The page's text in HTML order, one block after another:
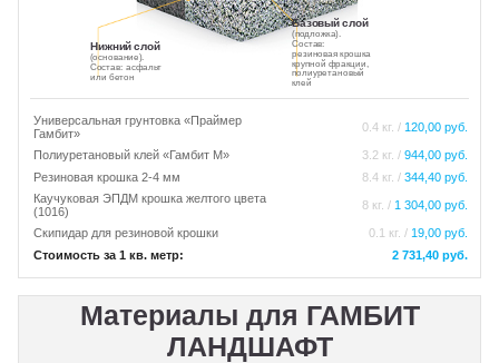
Нижний слой
(основание).
Состав: асфальт
или бетон
Базовый слой
(подложка).
Состав:
резиновая крошка
крупной фракции,
полиуретановый
клей
Универсальная грунтовка «Праймер
Гамбит»
0.4 кг. / 120,00 руб.
Полиуретановый клей «Гамбит М» 3.2 кг. / 944,00 руб.
Резиновая крошка 2-4 мм
8.4 кг. / 344,40 руб.
Каучуковая ЭПДМ крошка желтого цвета
(1016)
8 кг. / 1 304,00 руб.
Скипидар для резиновой крошки 0.1 кг. / 19,00 руб.
Стоимость за 1 кв. метр:
2 731,40 руб.
Материалы для ГАМБИТ
ЛАНДШАФТ